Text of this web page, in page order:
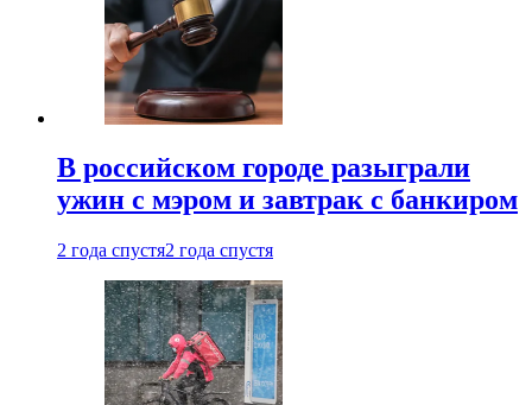
В российском городе разыграли
ужин с мэром и завтрак с банкиром
2 года спустя2 года спустя